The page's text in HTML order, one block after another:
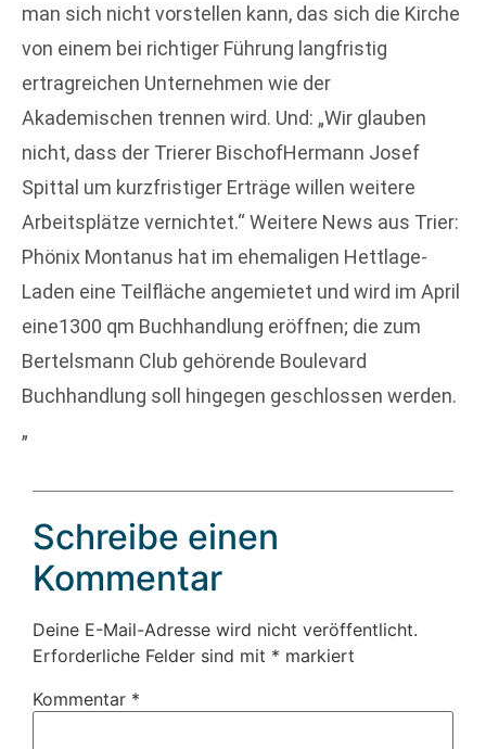
man sich nicht vorstellen kann, das sich die Kirche
von einem bei richtiger Führung langfristig
ertragreichen Unternehmen wie der
Akademischen trennen wird. Und: „Wir glauben
nicht, dass der Trierer BischofHermann Josef
Spittal um kurzfristiger Erträge willen weitere
Arbeitsplätze vernichtet.“ Weitere News aus Trier:
Phönix Montanus hat im ehemaligen Hettlage-
Laden eine Teilfläche angemietet und wird im April
eine1300 qm Buchhandlung eröffnen; die zum
Bertelsmann Club gehörende Boulevard
Buchhandlung soll hingegen geschlossen werden.
„
Schreibe einen
Kommentar
Deine E-Mail-Adresse wird nicht veröffentlicht.
Erforderliche Felder sind mit * markiert
Kommentar *